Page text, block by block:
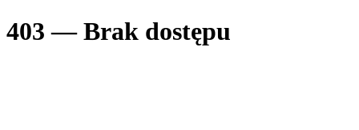
403 — Brak dostępu